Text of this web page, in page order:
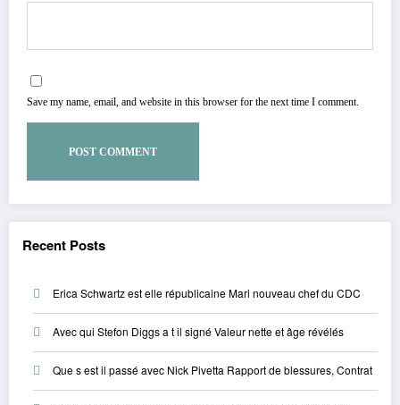
Save my name, email, and website in this browser for the next time I comment.
Recent Posts
Erica Schwartz est elle républicaine Mari nouveau chef du CDC
Avec qui Stefon Diggs a t il signé Valeur nette et âge révélés
Que s est il passé avec Nick Pivetta Rapport de blessures, Contrat